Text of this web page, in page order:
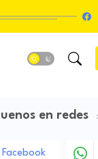
en redes
Facebook